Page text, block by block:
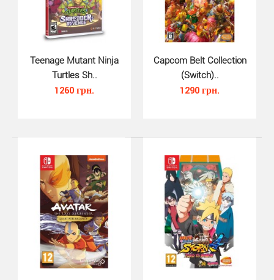
950 грн.
Asterix and Obelix Slap Them All! 2 для Nintendo Switch -
в тихую деревенскую жизнь Астерикса, Обели..
Teenage Mutant Ninja
Turtles Sh..
1260 грн.
Capcom Belt Collection
(Switch)..
1290 грн.